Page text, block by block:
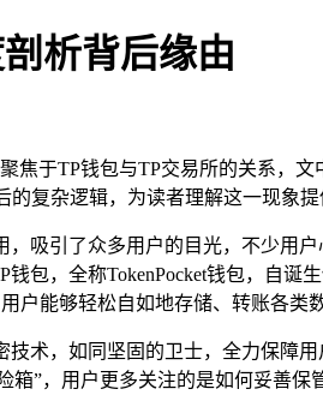
析背后缘由
焦于TP钱包与TP交易所的关系，
复杂逻辑，为读者理解这一现象
吸引了众多用户的目光，不少用
包，全称TokenPocket钱包，自诞
能够轻松自如地存储、转账各类
术，如同坚固的卫士，全力保障
”，用户更多关注的是如何妥善保